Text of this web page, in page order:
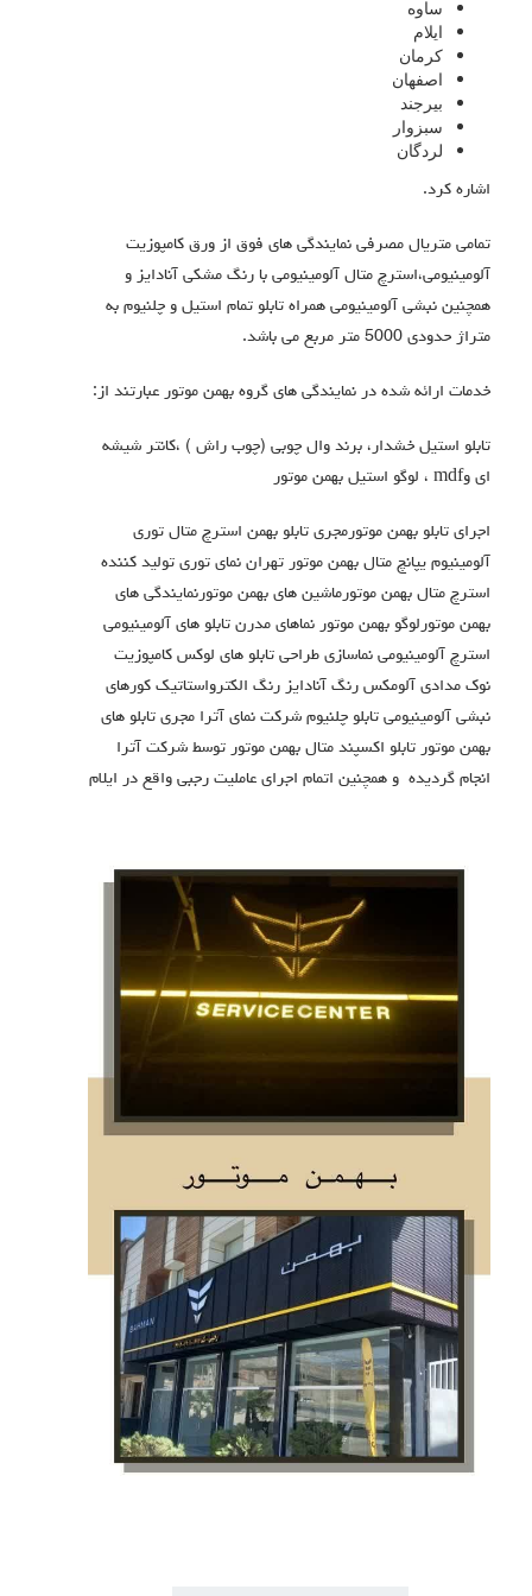
ساوه
ایلام
کرمان
اصفهان
بیرجند
سبزوار
لردگان
اشاره کرد.
تمامی متریال مصرفی نمایندگی های فوق از ورق کامپوزیت
آلومینیومی،استرچ متال آلومینیومی با رنگ مشکی آنادایز و
همچنین نبشی آلومینیومی همراه تابلو تمام استیل و چلنیوم به
متراژ حدودی 5000 متر مربع می باشد.
خدمات ارائه شده در نمایندگی های گروه بهمن موتور عبارتند از:
تابلو استیل خشدار، برند وال چوبی (چوب راش ) ،کانتر شیشه
ای وmdf ، لوگو استیل بهمن موتور
اجرای تابلو بهمن موتورمجری تابلو بهمن استرچ متال توری
آلومینیوم یپانچ متال بهمن موتور تهران نمای توری تولید کننده
استرچ متال بهمن موتورماشین های بهمن موتورنمایندگی های
بهمن موتورلوگو بهمن موتور نماهای مدرن تابلو های آلومینیومی
استرچ آلومینیومی نماسازی طراحی تابلو های لوکس کامپوزیت
نوک مدادی آلومکس رنگ آنادایز رنگ الکترواستاتیک کورهای
نبشی آلومینیومی تابلو چلنیوم شرکت نمای آترا مجری تابلو های
بهمن موتور تابلو اکسپند متال بهمن موتور توسط شرکت آترا
انجام گردیده و همچنین اتمام اجرای عاملیت رجبی واقع در ایلام